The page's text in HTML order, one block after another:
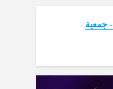
‏IBDAA - جمعية